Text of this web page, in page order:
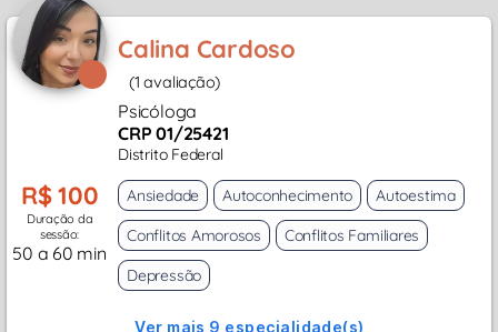
Calina Cardoso
(1 avaliação)
Psicóloga
CRP 01/25421
Distrito Federal
R$ 100
Duração da
sessão:
50 a 60 min
Ansiedade Autoconhecimento
Autoestima
Conflitos Amorosos
Conflitos Familiares
Depressão
Ver mais 9 especialidade(s)